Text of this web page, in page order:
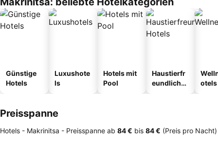
Günstige
Hotels
Luxushote
ls
Hotels mit
Pool
Haustierfr
eundliche
otels
Preisspanne
Hotels - Makrinitsa - Preisspanne ab ‎84 € bis ‎84 € (Preis pro Nacht)